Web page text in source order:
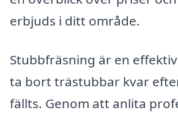
erbjuds i ditt område.
Stubbfräsning är en
ta bort trästubbar kvar
fällts. Genom att anlita